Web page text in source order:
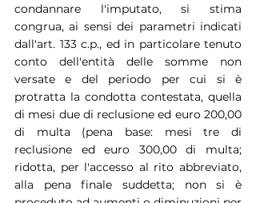
condannare l'imputato, si stima
congrua, ai sensi dei parametri indicati
dall'art. 133 c.p., ed in particolare tenuto
conto dell'entità delle somme non
versate e del periodo per cui si è
protratta la condotta contestata, quella
di mesi due di reclusione ed euro 200,00
di multa (pena base: mesi tre di
reclusione ed euro 300,00 di multa;
ridotta, per l'accesso al rito abbreviato,
alla pena finale suddetta; non si è